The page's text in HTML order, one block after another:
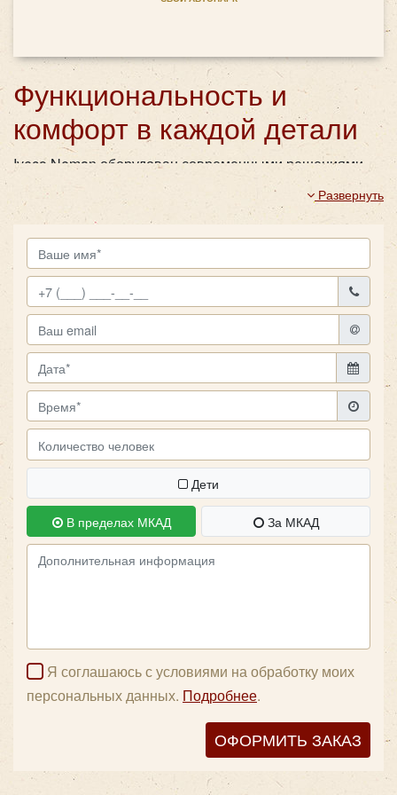
Функциональность и
комфорт в каждой детали
Iveco Neman оборудован современными решениями,
которые делают поездку приятной и удобной. Откидные
столики и шторки добавляют комфорта, а телевизор и
аудиосистема позволяют организовать
развлекательную программу или сопровождать
маршрут информацией. Наличие микрофона делает
автобус идеальным выбором для экскурсий и деловых
поездок. Этот среднеразмерный автобус сочетает
стиль и функциональность, что делает его
универсальным решением для различных задач.Заказ
автобуса
Iveco Neman в "Повозкин" – это уверенность в
качественном транспорте для вашей группы.
Развернуть
Дети
В пределах МКАД За МКАД
Я соглашаюсь с условиями на обработку моих
персональных данных. Подробнее.
ОФОРМИТЬ ЗАКАЗ